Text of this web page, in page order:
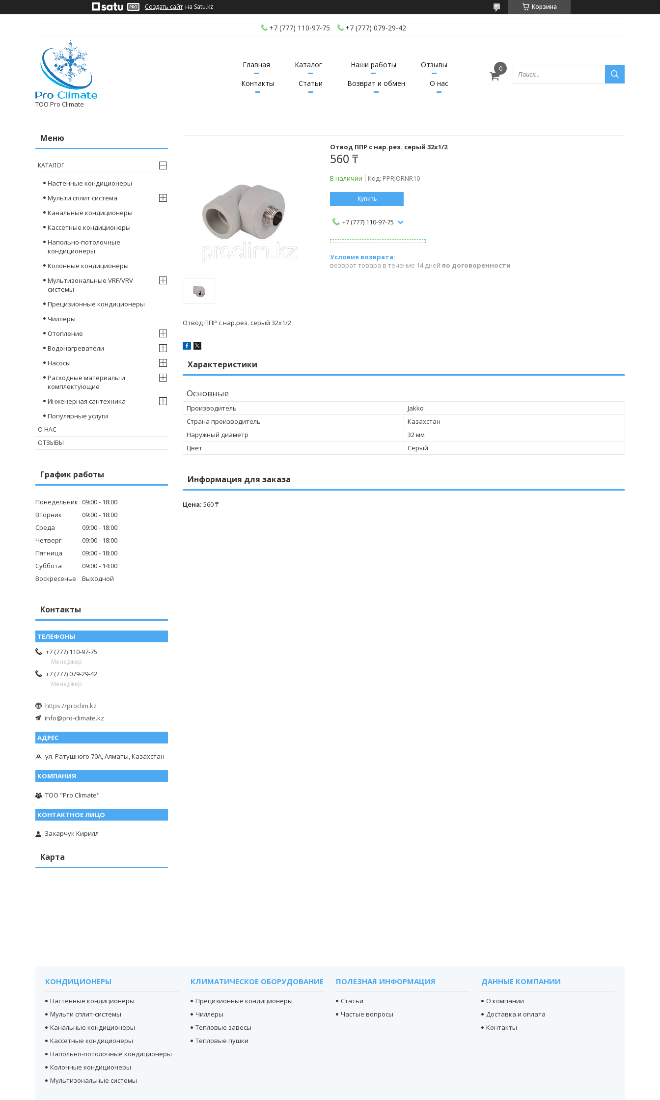
Создать сайт на Satu.kz Корзина
+7 (777) 110-97-75 +7 (777) 079-29-42
ТОО Pro Climate
Главная Каталог Наши работы
Отзывы
Контакты
Статьи Возврат и обмен О нас
Отвод ППР с нар.рез. серый 32x1/2
560 ₸
В наличии Код: PPRJORNR10
Купить
+7 (777) 110-97-75
возврат товара в течение 14 дней по договоренности
Отвод ППР с нар.рез. серый 32x1/2
Характеристики
Основные
Производитель
Jakko
Страна производитель
Казахстан
Наружный диаметр
32 мм
Цвет
Серый
Информация для заказа
Цена: 560 ₸
КАТАЛОГ
Настенные кондиционеры
Мульти сплит система
Канальные кондиционеры
Кассетные кондиционеры
Напольно-потолочные
кондиционеры
Колонные кондиционеры
Мультизональные VRF/VRV
системы
Прецизионные кондиционеры
Чиллеры
Отопление
Водонагреватели
Насосы
Расходные материалы и
комплектующие
Инженерная сантехника
Популярные услуги
О НАС
ОТЗЫВЫ
График работы
Понедельник 09:00
18:00
Вторник
09:00
18:00
Среда
09:00
18:00
Четверг
09:00
18:00
Пятница
09:00
18:00
Суббота
09:00
14:00
Воскресенье
Выходной
Контакты
+7 (777) 110-97-75
Менеджер
+7 (777) 079-29-42
Менеджер
https://proclim.kz
info@pro-climate.kz
ул. Ратушного 70А, Алматы, Казахстан
ТОО "Pro Climate"
Захарчук Кирилл
Карта
КОНДИЦИОНЕРЫ
Настенные кондиционеры
Мульти сплит-системы
Канальные кондиционеры
Кассетные кондиционеры
Напольно-потолочные кондиционеры
Колонные кондиционеры
Мультизональные системы
КЛИМАТИЧЕСКОЕ ОБОРУДОВАНИЕ
Прецизионные кондиционеры
Чиллеры
Тепловые завесы
Тепловые пушки
ПОЛЕЗНАЯ ИНФОРМАЦИЯ
Статьи
Частые вопросы
ДАННЫЕ КОМПАНИИ
О компании
Доставка и оплата
Контакты